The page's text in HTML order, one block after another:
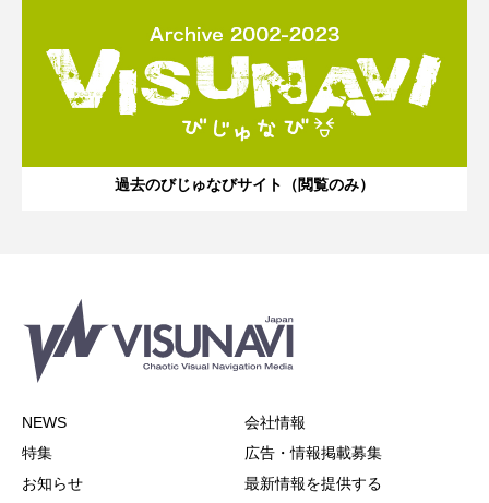
過去のびじゅなびサイト（閲覧のみ）
NEWS
特集
お知らせ
会社情報
広告・情報掲載募集
最新情報を提供する